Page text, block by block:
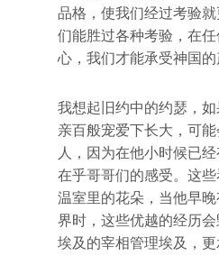
品格，使我们经过考验
们能胜过各种考验，在
心，我们才能承受神国的
我想起旧约中的约瑟，
亲百般宠爱下长大，可
人，因为在他小时候已
在乎哥哥们的感受。这
温室里的花朵，当他早
界时，这些优越的经历
埃及的宰相管理埃及，更